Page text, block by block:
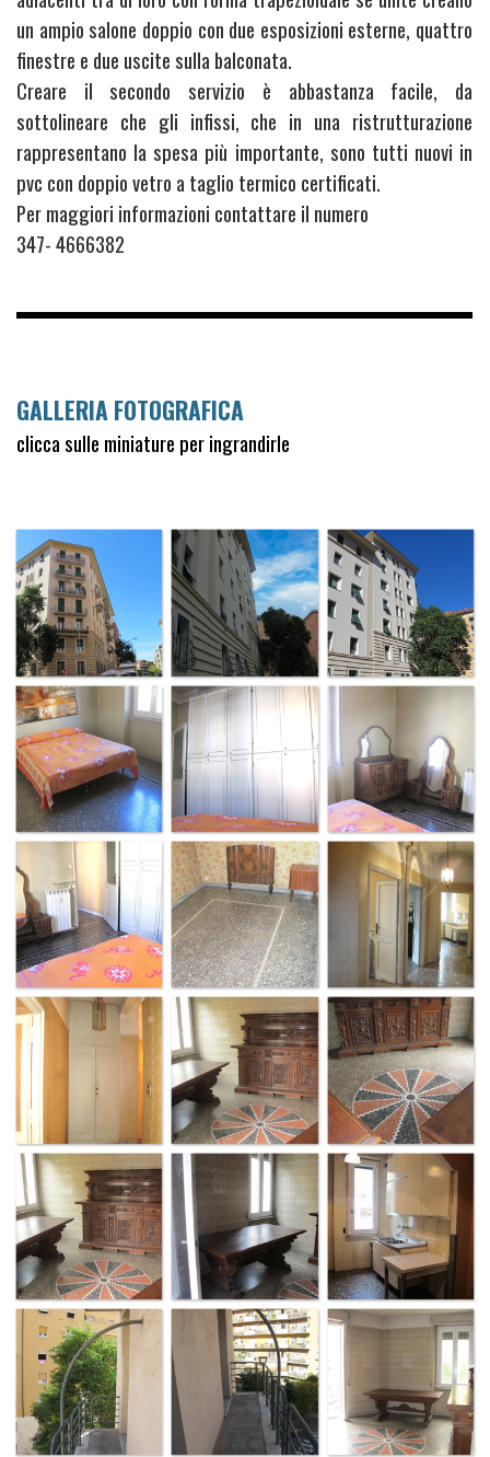
un ampio salone doppio con due esposizioni esterne, quattro
finestre e due uscite sulla balconata.
Creare il secondo servizio è abbastanza facile, da
sottolineare che gli infissi, che in una ristrutturazione
rappresentano la spesa più importante, sono tutti nuovi in
pvc con doppio vetro a taglio termico certificati.
Per maggiori informazioni contattare il numero
347- 4666382
GALLERIA FOTOGRAFICA
clicca sulle miniature per ingrandirle